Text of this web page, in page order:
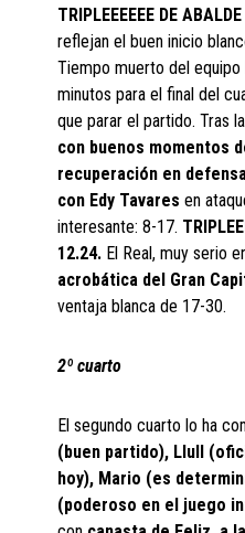
TRIPLEEEEEE DE
reflejan el buen inicio
Tiempo muerto del
minutos para el final del
que parar el partido. Tras
con buenos momentos
recuperación en
con Edy Tavares en
interesante: 8-17.
12.24. El Real, muy serio
acrobática del Gran
ventaja blanca de 17-30.
2º cuarto
El segundo cuarto lo ha
(buen partido), Llull
hoy), Mario (es
(poderoso en el juego